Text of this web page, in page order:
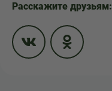
Расскажите друзьям: